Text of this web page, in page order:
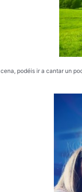
podéis ir a cantar un